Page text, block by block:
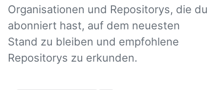
Organisationen und Repositorys, die du
abonniert hast, auf dem neuesten
Stand zu bleiben und empfohlene
Repositorys zu erkunden.